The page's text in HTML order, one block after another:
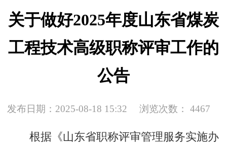
关于做好2025年度山东省煤炭
工程技术高级职称评审工作的
公告
发布日期：2025-08-18 15:32 浏览次数： 4467
根据《山东省职称评审管理服务实施办